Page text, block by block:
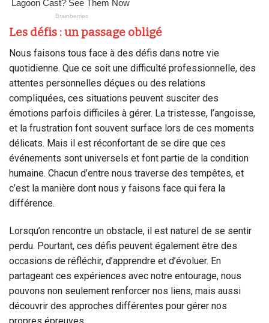
Les défis : un passage obligé
Nous faisons tous face à des défis dans notre vie
quotidienne. Que ce soit une difficulté professionnelle, des
attentes personnelles déçues ou des relations
compliquées, ces situations peuvent susciter des
émotions parfois difficiles à gérer. La tristesse, l’angoisse,
et la frustration font souvent surface lors de ces moments
délicats. Mais il est réconfortant de se dire que ces
événements sont universels et font partie de la condition
humaine. Chacun d’entre nous traverse des tempêtes, et
c’est la manière dont nous y faisons face qui fera la
différence.
Lorsqu’on rencontre un obstacle, il est naturel de se sentir
perdu. Pourtant, ces défis peuvent également être des
occasions de réfléchir, d’apprendre et d’évoluer. En
partageant ces expériences avec notre entourage, nous
pouvons non seulement renforcer nos liens, mais aussi
découvrir des approches différentes pour gérer nos
propres épreuves.